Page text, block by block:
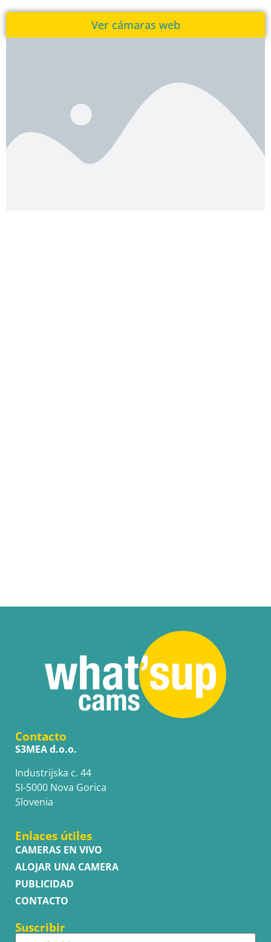
Ver cámaras web
Contacto
S3MEA d.o.o.
Industrijska c. 44
SI-5000 Nova Gorica
Slovenia
Enlaces útiles
CAMERAS EN VIVO
ALOJAR UNA CAMERA
PUBLICIDAD
CONTACTO
Suscribir